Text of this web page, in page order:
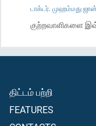
டாக்டர். முஹம்மது
குற்றவாளிகளை
திட்டம் பற்றி
FEATURES